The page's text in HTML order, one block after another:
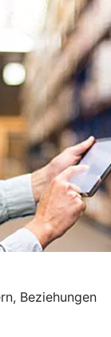
Beziehungen